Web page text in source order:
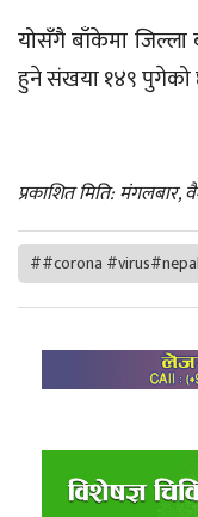
योसँगै बाँकेमा जिल्ला
हुने संखया १४९ पुगेको
प्रकाशित मिति:
##corona #virus#nepal